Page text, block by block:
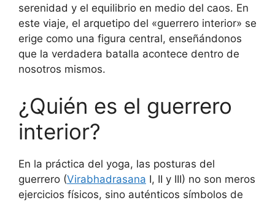
serenidad y el equilibrio en medio del caos. En
este viaje, el arquetipo del «guerrero interior» se
erige como una figura central, enseñándonos
que la verdadera batalla acontece dentro de
nosotros mismos.
¿Quién es el guerrero
interior?
En la práctica del yoga, las posturas del
guerrero (Virabhadrasana I, II y III) no son meros
ejercicios físicos, sino auténticos símbolos de